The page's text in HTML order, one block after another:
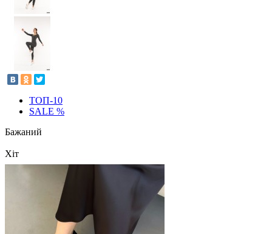
ТОП-10
SALE %
Бажаний
Хіт